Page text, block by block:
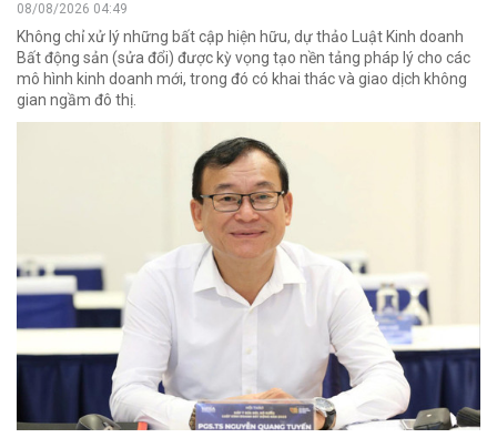
08/08/2026 04:49
Không chỉ xử lý những bất cập hiện hữu, dự thảo Luật Kinh doanh
Bất động sản (sửa đổi) được kỳ vọng tạo nền tảng pháp lý cho các
mô hình kinh doanh mới, trong đó có khai thác và giao dịch không
gian ngầm đô thị.